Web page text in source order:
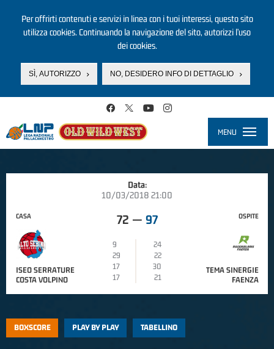
Per offrirti contenuti e servizi in linea con i tuoi interessi, questo sito
utilizza cookies. Continuando la navigazione del sito, autorizzi l’uso
dei cookies.
SÌ, AUTORIZZO NO, DESIDERO INFO DI DETTAGLIO
MENU
Data:
10/03/2018 21:00
CASA
ISEO SERRATURE
COSTA VOLPINO
72 — 97
9
24
29
22
17
30
17
21
OSPITE
TEMA SINERGIE
FAENZA
BOXSCORE PLAY BY PLAY TABELLINO